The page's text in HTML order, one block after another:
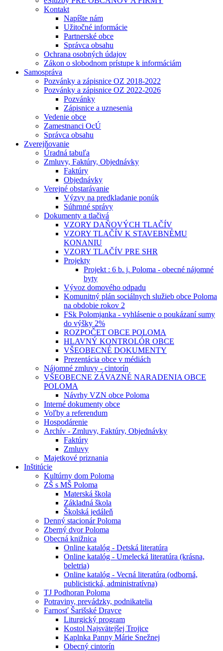
Kontakt
Napíšte nám
Užitočné informácie
Partnerské obce
Správca obsahu
Ochrana osobných údajov
Zákon o slobodnom prístupe k informáciám
Samospráva
Pozvánky a zápisnice OZ 2018-2022
Pozvánky a zápisnice OZ 2022-2026
Pozvánky
Zápisnice a uznesenia
Vedenie obce
Zamestnanci OcÚ
Správca obsahu
Zverejňovanie
Úradná tabuľa
Zmluvy, Faktúry, Objednávky
Faktúry
Objednávky
Verejné obstarávanie
Výzvy na predkladanie ponúk
Súhrnné správy
Dokumenty a tlačivá
VZORY DAŇOVÝCH TLAČÍV
VZORY TLAČÍV K STAVEBNÉMU
KONANIU
VZORY TLAČÍV PRE SHR
Projekty
Projekt : 6 b. j. Poloma - obecné nájomné
byty
Vývoz domového odpadu
Komunitný plán sociálnych služieb obce Poloma
na obdobie rokov 2
FSk Polomjanka - vyhlásenie o poukázaní sumy
do výšky 2%
ROZPOČET OBCE POLOMA
HLAVNÝ KONTROLÓR OBCE
VŠEOBECNÉ DOKUMENTY
Prezentácia obce v médiách
Nájomné zmluvy - cintorín
VŠEOBECNE ZÁVAZNÉ NARADENIA OBCE
POLOMA
Návrhy VZN obce Poloma
Interné dokumenty obce
Voľby a referendum
Hospodárenie
Archív - Zmluvy, Faktúry, Objednávky
Faktúry
Zmluvy
Majetkové priznania
Inštitúcie
Kultúrny dom Poloma
ZŠ s MŠ Poloma
Materská škola
Základná škola
Školská jedáleň
Denný stacionár Poloma
Zberný dvor Poloma
Obecná knižnica
Online katalóg - Detská literatúra
Online katalóg - Umelecká literatúra (krásna,
beletria)
Online katalóg - Vecná literatúra (odborná,
publicistická, administratívna)
TJ Podhoran Poloma
Potraviny, prevádzky, podnikatelia
Farnosť Šarišské Dravce
Liturgický program
Kostol Najsvätejšej Trojice
Kaplnka Panny Márie Snežnej
Obecný cintorín